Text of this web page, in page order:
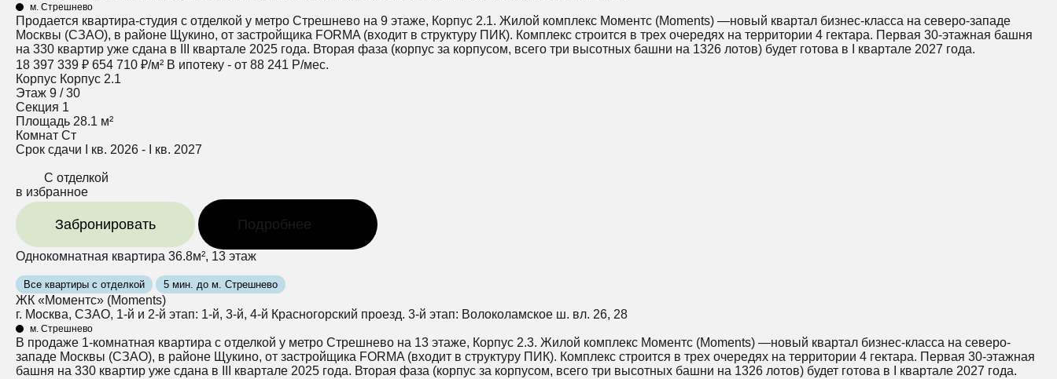
м. Стрешнево
Продается квартира-студия с отделкой у метро Стрешнево на 9 этаже, Корпус 2.1. Жилой комплекс Моментс (Moments) —новый квартал бизнес-класса на северо-западе
Москвы (СЗАО), в районе Щукино, от застройщика FORMA (входит в структуру ПИК). Комплекс строится в трех очередях на территории 4 гектара. Первая 30-этажная башня
на 330 квартир уже сдана в III квартале 2025 года. Вторая фаза (корпус за корпусом, всего три высотных башни на 1326 лотов) будет готова в I квартале 2027 года.
18 397 339 ₽ 654 710 ₽/м² В ипотеку - от 88 241 Р/мес.
Корпус Корпус 2.1
Этаж 9 / 30
Секция 1
Площадь 28.1 м²
Комнат Ст
Срок сдачи
I кв. 2026 - I кв. 2027
С отделкой
в избранное
Забронировать Подробнее
Однокомнатная квартира 36.8м², 13 этаж
Все квартиры с отделкой 5 мин. до м. Стрешнево
ЖК «Моментс» (Moments)
г. Москва, СЗАО, 1-й и 2-й этап: 1-й, 3-й, 4-й Красногорский проезд. 3-й этап: Волоколамское ш. вл. 26, 28
м. Стрешнево
В продаже 1-комнатная квартира с отделкой у метро Стрешнево на 13 этаже, Корпус 2.3. Жилой комплекс Моментс (Moments) —новый квартал бизнес-класса на северо-
западе Москвы (СЗАО), в районе Щукино, от застройщика FORMA (входит в структуру ПИК). Комплекс строится в трех очередях на территории 4 гектара. Первая 30-этажная
башня на 330 квартир уже сдана в III квартале 2025 года. Вторая фаза (корпус за корпусом, всего три высотных башни на 1326 лотов) будет готова в I квартале 2027 года.